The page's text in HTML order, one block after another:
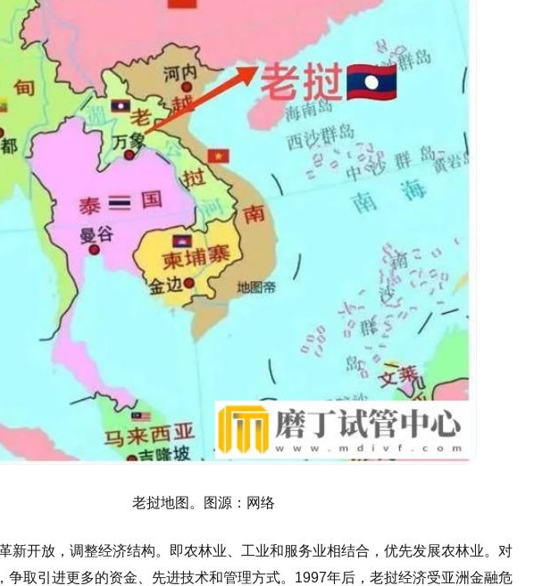
老挝地图。图源：网络
新开放，调整经济结构。即农林业、工业和服务业相结合，优先发展农林业。对
争取引进更多的资金、先进技术和管理方式。1997年后，老挝经济受亚洲金融危